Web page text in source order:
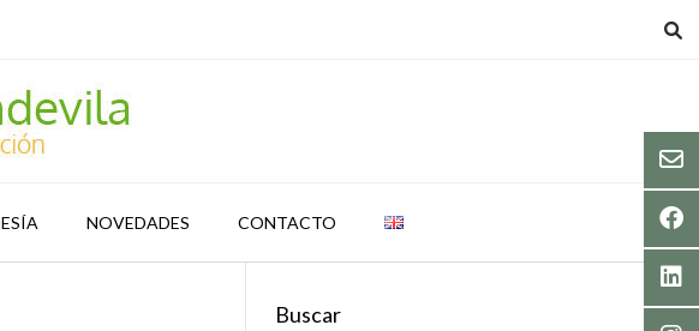
NOVEDADES CONTACTO
Buscar